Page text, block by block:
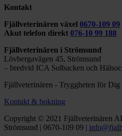
Kontakt
Fjällveterinären växel 0670-109 09
Akut telefon direkt 076-10 99 188
Fjällveterinären i Strömsund
Lövbergavägen 45, Strömsund
– bredvid ICA Solbacken och
Fjällveterinären - Tryggheten för
Kontakt & bokning
Copyright © 2021 Fjällveterinären
Strömsund | 0670-109 09 |